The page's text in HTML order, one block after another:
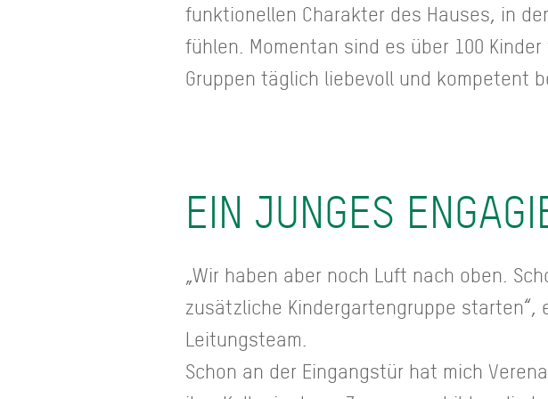
funktionellen Charakter des Hauses, in
fühlen. Momentan sind es über 100
Gruppen täglich liebevoll und kompetent
EIN JUNGES
„Wir haben aber noch Luft nach oben.
zusätzliche Kindergartengruppe starten“,
Leitungsteam.
Schon an der Eingangstür hat mich